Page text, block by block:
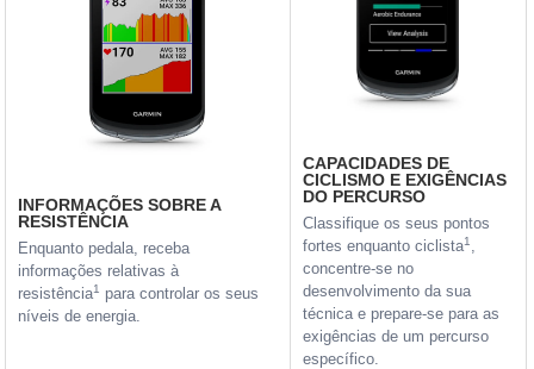
INFORMAÇÕES SOBRE A
RESISTÊNCIA
Enquanto pedala, receba
informações relativas à
resistência1
para controlar os seus
níveis de energia.
CAPACIDADES DE
CICLISMO E EXIGÊNCIAS
DO PERCURSO
Classifique os seus pontos
fortes enquanto ciclista1
concentre-se no
desenvolvimento da sua
técnica e prepare-se para as
exigências de um percurso
específico.